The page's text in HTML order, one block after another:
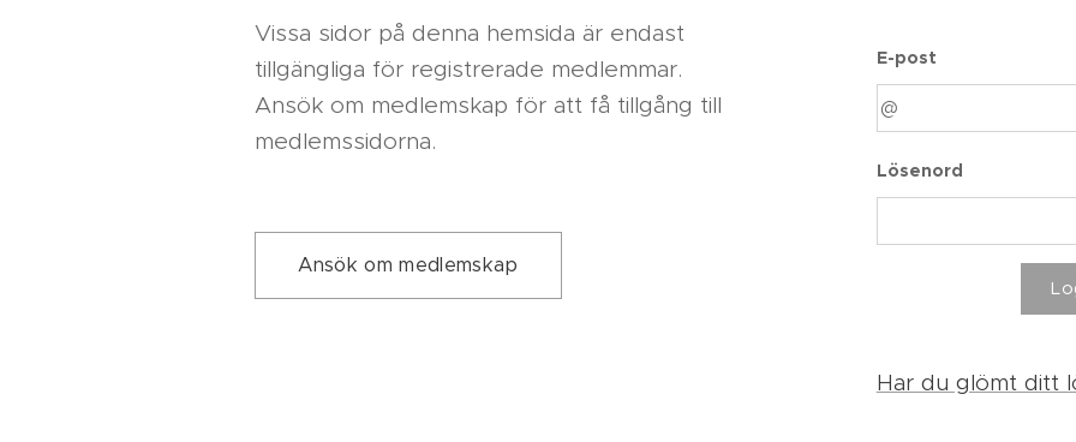
Vissa sidor på denna hemsida är endast
tillgängliga för registrerade medlemmar.
Ansök om medlemskap för att få tillgång till
medlemssidorna.
Ansök om medlemskap
E-post
Lösenord
Har du glömt ditt